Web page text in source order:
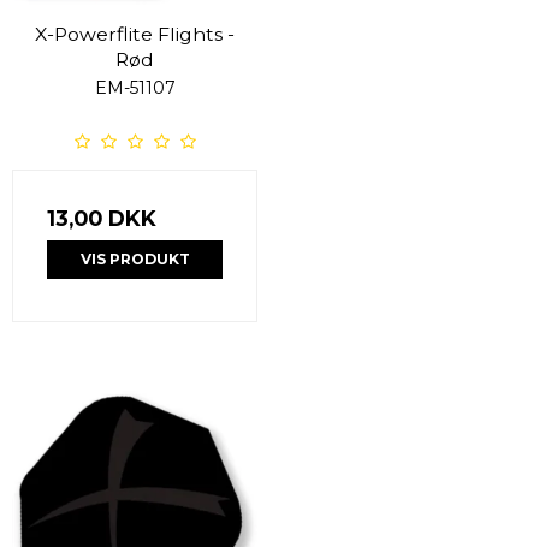
X-Powerflite Flights -
Rød
EM-51107
13,00 DKK
VIS PRODUKT